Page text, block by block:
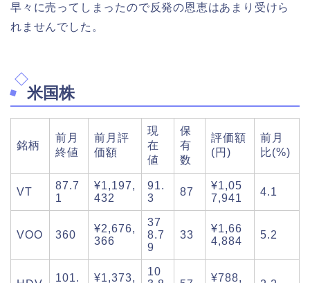
早々に売ってしまったので反発の恩恵はあまり受けら
れませんでした。
米国株
銘柄
前月
終値
前月評
価額
現
在
値
保
有
数
評価額
(円)
前月
比(%)
VT
87.7
1
¥1,197,
432
91.
3
87
¥1,05
7,941
4.1
VOO 360
¥2,676,
366
37
8.7
9
33
¥1,66
4,884
5.2
101.
¥1,373,
10
¥788,